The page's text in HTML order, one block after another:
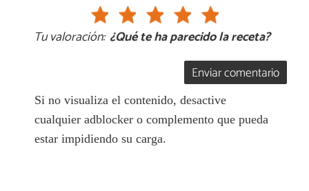
Tu valoración: ¿Qué te ha parecido la receta?
Enviar comentario
Si no visualiza el contenido, desactive
cualquier adblocker o complemento que pueda
estar impidiendo su carga.